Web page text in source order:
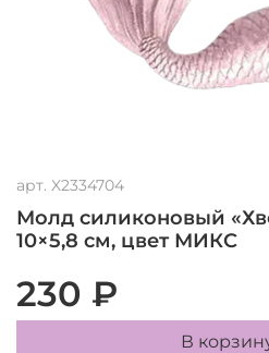
арт. X2334704
Молд силиконовый
10×5,8 см, цвет МИКС
230 ₽
В